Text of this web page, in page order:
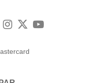
Instagram
TwitterYouTube